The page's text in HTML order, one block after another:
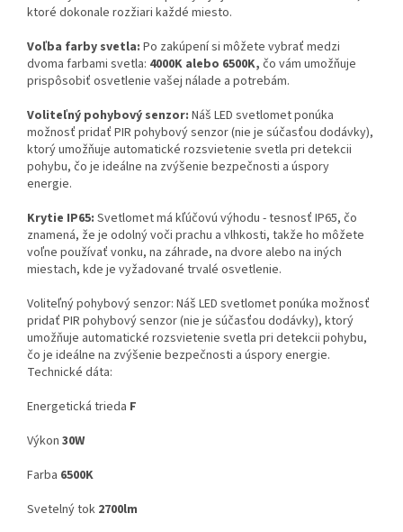
ktoré dokonale rozžiari každé miesto.
Voľba farby svetla: Po zakúpení si môžete vybrať medzi
dvoma farbami svetla: 4000K alebo 6500K, čo vám umožňuje
prispôsobiť osvetlenie vašej nálade a potrebám.
Voliteľný pohybový senzor: Náš LED svetlomet ponúka
možnosť pridať PIR pohybový senzor (nie je súčasťou dodávky),
ktorý umožňuje automatické rozsvietenie svetla pri detekcii
pohybu, čo je ideálne na zvýšenie bezpečnosti a úspory
energie.
Krytie IP65: Svetlomet má kľúčovú výhodu - tesnosť IP65, čo
znamená, že je odolný voči prachu a vlhkosti, takže ho môžete
voľne používať vonku, na záhrade, na dvore alebo na iných
miestach, kde je vyžadované trvalé osvetlenie.
Voliteľný pohybový senzor: Náš LED svetlomet ponúka možnosť
pridať PIR pohybový senzor (nie je súčasťou dodávky), ktorý
umožňuje automatické rozsvietenie svetla pri detekcii pohybu,
čo je ideálne na zvýšenie bezpečnosti a úspory energie.
Technické dáta:
Energetická trieda F
Výkon 30W
Farba 6500K
Svetelný tok 2700lm